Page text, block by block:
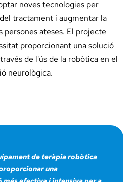
noves tecnologies per
tractament i augmentar la
persones ateses. El projecte
proporcionant una solució
de l'ús de la robòtica en el
neurològica.
de teràpia robòtica
una